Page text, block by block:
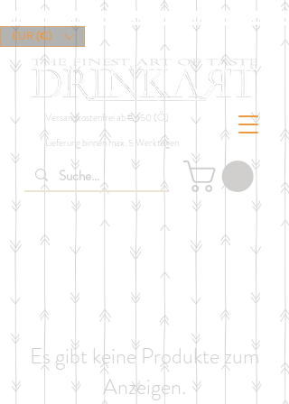
Versandkostenfrei ab € 150 (Ö)
Lieferung binnen max. 5 Werktagen
EUR (€)
Es gibt keine Produkte zum
Anzeigen.